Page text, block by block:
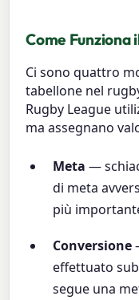
Come Funziona
Ci sono quattro
tabellone nel
Rugby League
ma assegnano
Meta —
di meta
più
Conversione
effettuato
segue una